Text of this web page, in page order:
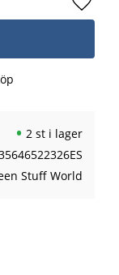
Lägg
2 st i lager
Stuff World